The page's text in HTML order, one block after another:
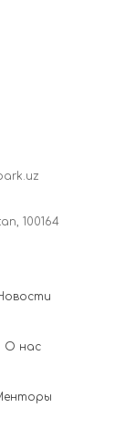
100164
О нас